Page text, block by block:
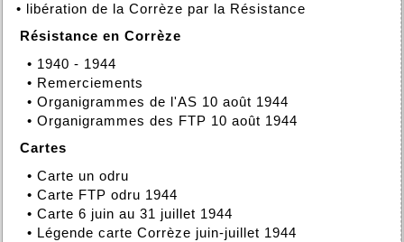
• libération de la Corrèze par la Résistance
Résistance en Corrèze
• 1940 - 1944
• Remerciements
• Organigrammes de l'AS 10 août 1944
• Organigrammes des FTP 10 août 1944
Cartes
• Carte un odru
• Carte FTP odru 1944
• Carte 6 juin au 31 juillet 1944
• Légende carte Corrèze juin-juillet 1944